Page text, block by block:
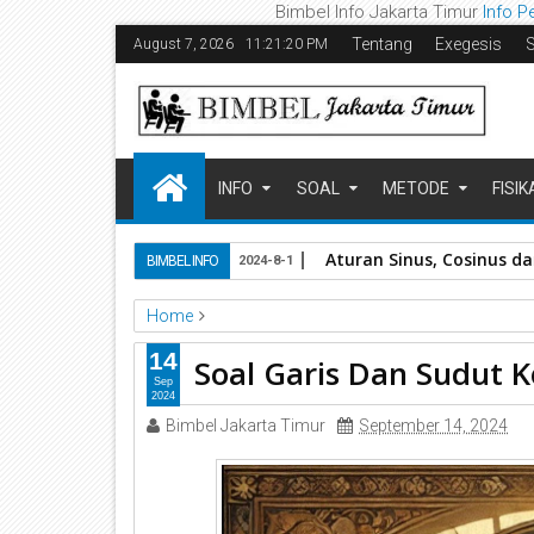
Bimbel Info Jakarta Timur Info
August 7, 2026 11:21:22 PM Tentang Exegesis
INFO SOAL METODE
BIMBEL INFO Aturan Sinus, Cosinus
2024-8-1
Home
Bimbel Jakarta Timur
Matematika Soal
Soal Garis Dan Sudut Kelas 7 by Bimbel Jakarta
Soal Garis Dan Sudut
Bimbel Jakarta Timur September 14, 2024
14
Sep
2024